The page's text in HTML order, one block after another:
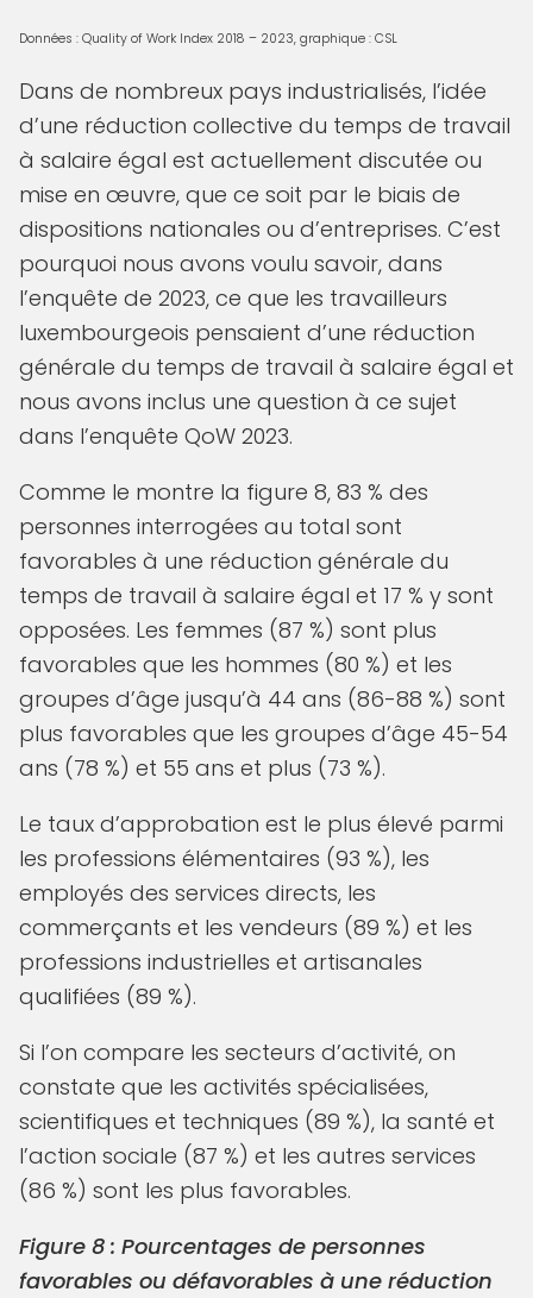
Données : Quality of Work Index 2018 – 2023, graphique : CSL
Dans de nombreux pays industrialisés, l’idée
d’une réduction collective du temps de travail
à salaire égal est actuellement discutée ou
mise en œuvre, que ce soit par le biais de
dispositions nationales ou d’entreprises. C’est
pourquoi nous avons voulu savoir, dans
l’enquête de 2023, ce que les travailleurs
luxembourgeois pensaient d’une réduction
générale du temps de travail à salaire égal et
nous avons inclus une question à ce sujet
dans l’enquête QoW 2023.
Comme le montre la figure 8, 83 % des
personnes interrogées au total sont
favorables à une réduction générale du
temps de travail à salaire égal et 17 % y sont
opposées. Les femmes (87 %) sont plus
favorables que les hommes (80 %) et les
groupes d’âge jusqu’à 44 ans (86-88 %) sont
plus favorables que les groupes d’âge 45-54
ans (78 %) et 55 ans et plus (73 %).
Le taux d’approbation est le plus élevé parmi
les professions élémentaires (93 %), les
employés des services directs, les
commerçants et les vendeurs (89 %) et les
professions industrielles et artisanales
qualifiées (89 %).
Si l’on compare les secteurs d’activité, on
constate que les activités spécialisées,
scientifiques et techniques (89 %), la santé et
l’action sociale (87 %) et les autres services
(86 %) sont les plus favorables.
Figure 8 : Pourcentages de personnes
favorables ou défavorables à une réduction